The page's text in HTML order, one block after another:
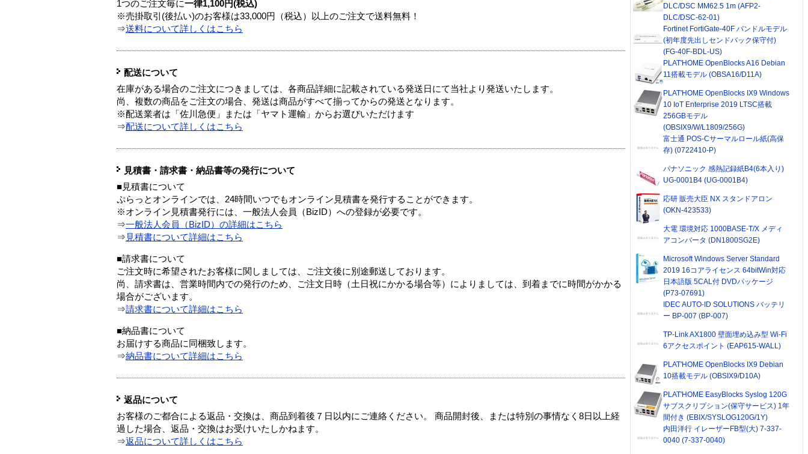
1つのご注文毎に一律1,100円(税込)
※売掛取引(後払い)のお客様は33,000円（税込）以上のご注文で送料無料！
⇒送料について詳しくはこちら
配送について
在庫がある場合のご注文につきましては、各商品詳細に記載されている発送日にて当社より発送いたします。
尚、複数の商品をご注文の場合、発送は商品がすべて揃ってからの発送となります。
※配送業者は「佐川急便」または「ヤマト運輸」からお選びいただけます
⇒配送について詳しくはこちら
見積書・請求書・納品書等の発行について
■見積書について
ぷらっとオンラインでは、24時間いつでもオンライン見積書を発行することができます。
※オンライン見積書発行には、一般法人会員（BizID）への登録が必要です。
⇒一般法人会員（BizID）の詳細はこちら
⇒ 見積書について詳細はこちら
■請求書について
ご注文時に希望されたお客様に関しましては、ご注文後に別途郵送しております。
尚、請求書は、営業時間内での発行のため、ご注文日時（土日祝にかかる場合等）によりましては、到着までに時間がかかる
場合がございます。
⇒請求書について詳細はこちら
■納品書について
お届けする商品に同梱致します。
⇒納品書について詳細はこちら
返品について
お客様のご都合による返品・交換は、商品到着後７日以内にご連絡ください。 商品開封後、または特別の事情なく8日以上経
過した場合、返品・交換はお受けいたしかねます。
⇒返品について詳しくはこちら
DLC/DSC MM62.5 1m (AFP2-
DLC/DSC-62-01)
Fortinet FortiGate-40F バンドルモデル
(初年度先出しセンドバック保守付)
(FG-40F-BDL-US)
PLAT'HOME OpenBlocks A16 Debian
11搭載モデル (OBSA16/D11A)
PLAT'HOME OpenBlocks IX9 Windows
10 IoT Enterprise 2019 LTSC搭載
256GBモデル
(OBSIX9/W/L1809/256G)
富士通 POS-Cサーマルロール紙(高保
存) (0722410-P)
パナソニック 感熱記録紙B4(6本入り)
UG-0001B4 (UG-0001B4)
応研 販売大臣 NX スタンドアロン
(OKN-423533)
大電 環境対応 1000BASE-T/X メディ
アコンバータ (DN1800SG2E)
Microsoft Windows Server Standard
2019 16コアライセンス 64bitWin対応
日本語版 5CAL付 DVDパッケージ
(P73-07691)
IDEC AUTO-ID SOLUTIONS バッテリ
ー BP-007 (BP-007)
TP-Link AX1800 壁面埋め込み型 Wi-Fi
6アクセスポイント (EAP615-WALL)
PLAT'HOME OpenBlocks IX9 Debian
10搭載モデル (OBSIX9/D10A)
PLAT'HOME EasyBlocks Syslog 120G
サブスクリプション(保守サービス) 1年
間付き (EBIX/SYSLOG120G/1Y)
内田洋行 イレーザーFB型(大) 7-337-
0040 (7-337-0040)